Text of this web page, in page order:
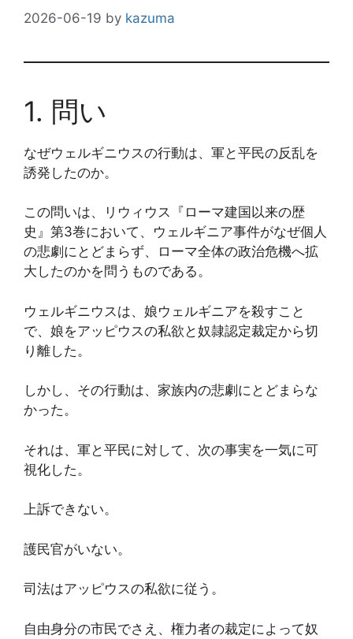
2026-06-19 by kazuma
1. 問い
なぜウェルギニウスの行動は、軍と平民の反乱を
誘発したのか。
この問いは、リウィウス『ローマ建国以来の歴
史』第3巻において、ウェルギニア事件がなぜ個人
の悲劇にとどまらず、ローマ全体の政治危機へ拡
大したのかを問うものである。
ウェルギニウスは、娘ウェルギニアを殺すこと
で、娘をアッピウスの私欲と奴隷認定裁定から切
り離した。
しかし、その行動は、家族内の悲劇にとどまらな
かった。
それは、軍と平民に対して、次の事実を一気に可
視化した。
上訴できない。
護民官がいない。
司法はアッピウスの私欲に従う。
自由身分の市民でさえ、権力者の裁定によって奴